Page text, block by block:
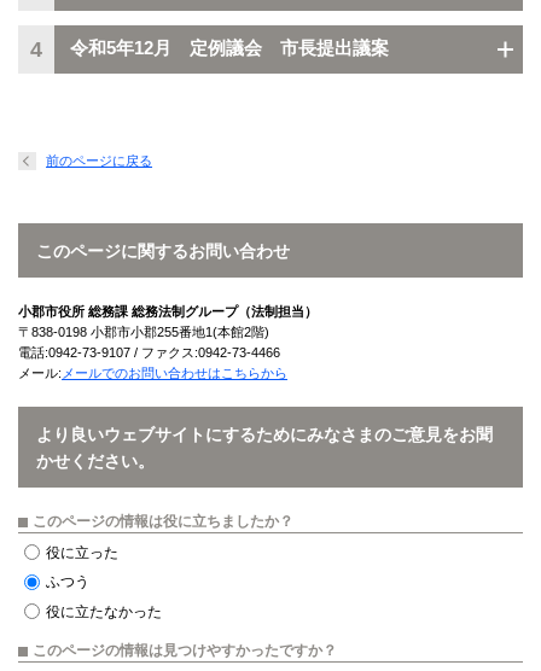
4 令和5年12月 定例議会 市長提出議案
前のページに戻る
このページに関するお問い合わせ
小郡市役所 総務課 総務法制グループ（法制担当）
〒838-0198 小郡市小郡255番地1(本館2階)
電話:0942-73-9107 / ファクス:0942-73-4466
メール: メールでのお問い合わせはこちらから
より良いウェブサイトにするためにみなさまのご意見をお聞
かせください。
このページの情報は役に立ちましたか？
役に立った
ふつう
役に立たなかった
このページの情報は見つけやすかったですか？